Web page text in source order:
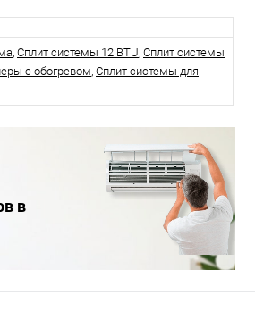
, Сплит системы 12 BTU, Сплит системы
с обогревом, Сплит системы для
в